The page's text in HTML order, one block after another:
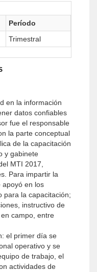
Período
Trimestral
en la información
datos confiables
fue el responsable
la parte conceptual
de la capacitación
y gabinete
MTI 2017,
Para impartir la
apoyó en los
para la capacitación;
instructivo de
campo, entre
el primer día se
operativo y se
de trabajo, el
actividades de